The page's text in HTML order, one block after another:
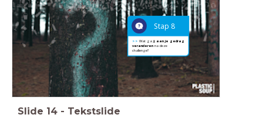
>> Wat ga jij aan je gedrag
veranderen na deze
challenge?
Stap 8
Slide 14 - Tekstslide